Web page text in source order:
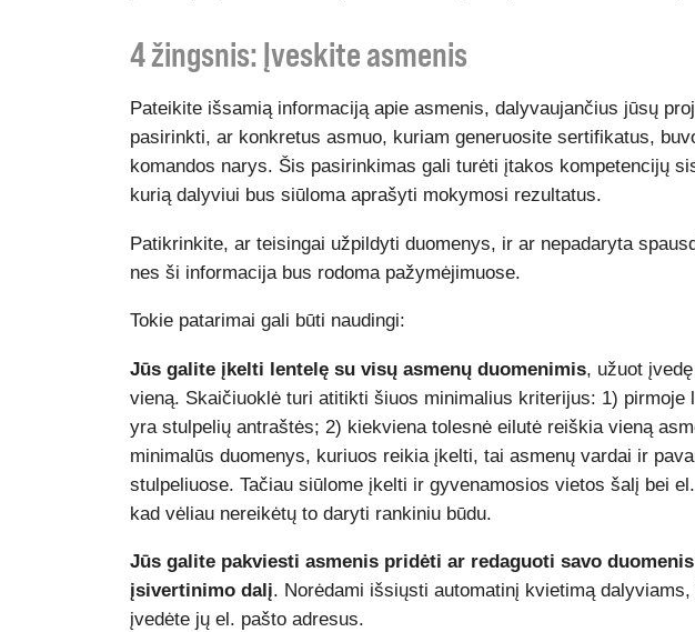
4 žingsnis: Įveskite asmenis
Pateikite išsamią informaciją apie asmenis, dalyvaujančius jūsų
pasirinkti, ar konkretus asmuo, kuriam generuosite sertifikatus,
komandos narys. Šis pasirinkimas gali turėti įtakos kompetencijų
kurią dalyviui bus siūloma aprašyti mokymosi rezultatus.
Patikrinkite, ar teisingai užpildyti duomenys, ir ar nepadaryta
nes ši informacija bus rodoma pažymėjimuose.
Tokie patarimai gali būti naudingi:
Jūs galite įkelti lentelę su visų asmenų duomenimis, užuot
vieną. Skaičiuoklė turi atitikti šiuos minimalius kriterijus: 1) pirmoje
yra stulpelių antraštės; 2) kiekviena tolesnė eilutė reiškia vieną
minimalūs duomenys, kuriuos reikia įkelti, tai asmenų vardai ir
stulpeliuose. Tačiau siūlome įkelti ir gyvenamosios vietos šalį bei
kad vėliau nereikėtų to daryti rankiniu būdu.
Jūs galite pakviesti asmenis pridėti ar redaguoti savo
įsivertinimo dalį. Norėdami išsiųsti automatinį kvietimą
įvedėte jų el. pašto adresus.